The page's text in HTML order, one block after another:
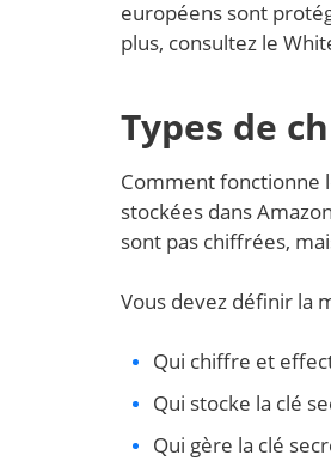
européens sont
plus, consultez le
Types de
Comment fonctionne
stockées dans
sont pas chiffrées,
Vous devez définir la
Qui chiffre et
Qui stocke la clé
Qui gère la clé